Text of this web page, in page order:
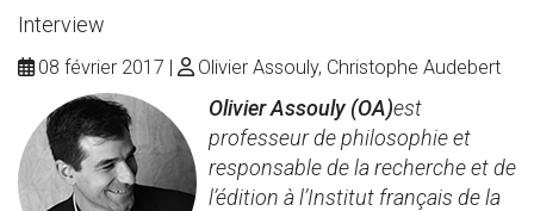
Interview
08 février 2017 Olivier Assouly, Christophe Audebert
Olivier Assouly (OA)est
professeur de philosophie et
responsable de la recherche et de
l’édition à l’Institut français de la